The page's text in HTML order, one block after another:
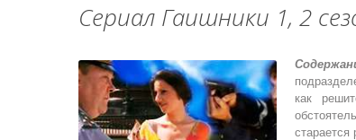
Сериал Гаишники 1, 2
как
старается